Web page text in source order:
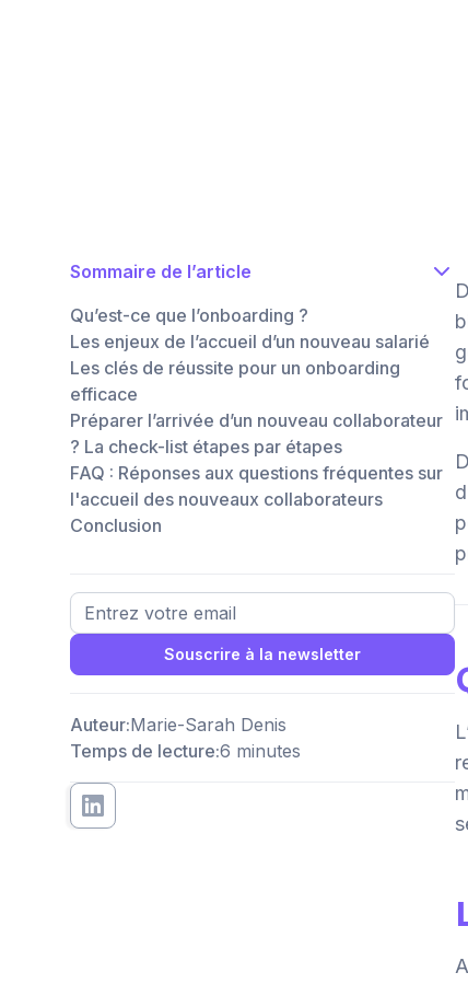
Sommaire de l’article
Qu’est-ce que l’onboarding ?
Les enjeux de l’accueil d’un nouveau salarié
Les clés de réussite pour un onboarding
efficace
Préparer l’arrivée d’un nouveau collaborateur
? La check-list étapes par étapes
FAQ : Réponses aux questions fréquentes sur
l'accueil des nouveaux collaborateurs
Conclusion
Souscrire à la newsletter
Auteur:Marie-Sarah Denis
Temps de lecture:6 minutes